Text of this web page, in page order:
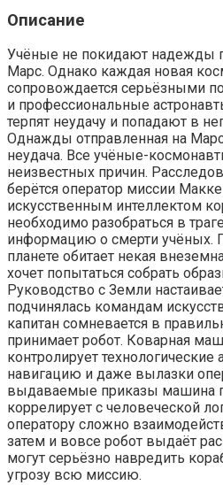
Описание
Учёные не покидают надежды
Марс. Однако каждая новая
сопровождается серьёзными
и профессиональные
терпят неудачу и попадают в
Однажды отправленная на
неудача. Все учёные-
неизвестных причин.
берётся оператор миссии
искусственным интеллектом
необходимо разобраться в
информацию о смерти учёных.
планете обитает некая
хочет попытаться собрать
Руководство с Земли
подчинялась командам
капитан сомневается в
принимает робот. Коварная
контролирует технологические
навигацию и даже вылазки
выдаваемые приказы машина
коррелирует с человеческой
оператору сложно
затем и вовсе робот выдаёт
могут серьёзно навредить
угрозу всю миссию.